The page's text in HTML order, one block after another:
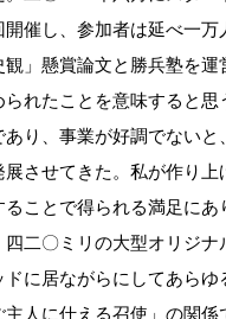
催し、参加者は延べ一
」懸賞論文と勝兵塾を
れたことを意味すると思
り、事業が好調でない
させてきた。私が作り
ことで得られる満足に
二〇ミリの大型オリジ
ドに居ながらにしてあら
人に仕える召使」の関